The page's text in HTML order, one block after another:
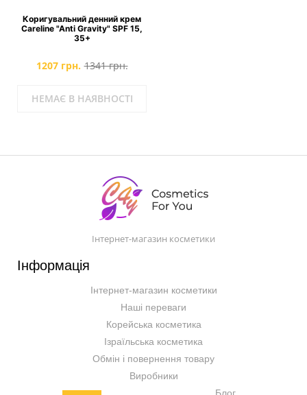
Коригувальний денний крем
Careline "Anti Gravity" SPF 15,
35+
1207 грн. 1341 грн.
НЕМАЄ В НАЯВНОСТІ
Інтернет-магазин косметики
Інформація
Інтернет-магазин косметики
Наші переваги
Корейська косметика
Ізраїльська косметика
Обмін і повернення товару
Виробники
Блог